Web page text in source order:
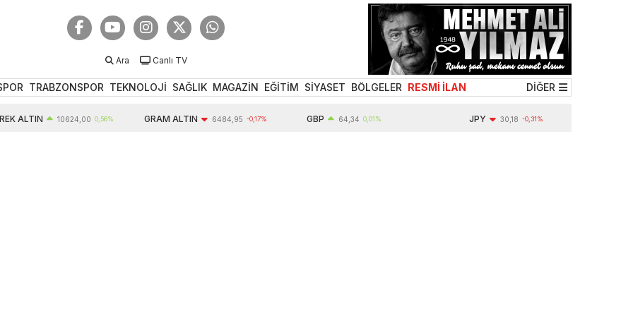
Ara Canlı TV
TRABZONSPOR TEKNOLOJİ SAĞLIK MAGAZİN EĞİTİM SİYASET BÖLGELER RESMİ İLAN DİĞER
ALTIN 10624,00 0,56% GRAM ALTIN 6484,95 -0,17% GBP 64,34 0,01% JPY 30,18 -0,31%